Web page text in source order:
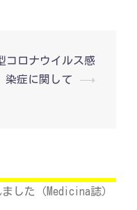
コロナウイルス感
染症に関して
⟶
した（Medicina誌）